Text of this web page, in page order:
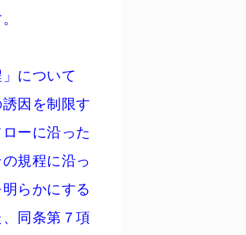
について
因を制限す
ーに沿った
規程に沿っ
らかにする
同条第７項